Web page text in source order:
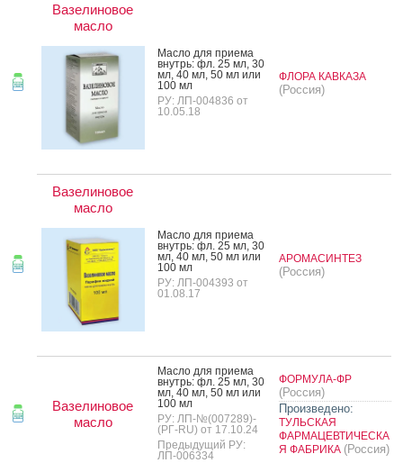
Вазелиновое
масло
Мас­ло для при­ема
внутрь: фл. 25 мл, 30
мл, 40 мл, 50 мл или
100 мл
РУ: ЛП-004836 от
10.05.18
ФЛОРА КАВКАЗА
(Россия)
Вазелиновое
масло
Мас­ло для при­ема
внутрь: фл. 25 мл, 30
мл, 40 мл, 50 мл или
100 мл
РУ: ЛП-004393 от
01.08.17
АРОМАСИНТЕЗ
(Россия)
Вазелиновое
масло
Мас­ло для при­ема
внутрь: фл. 25 мл, 30
мл, 40 мл, 50 мл или
100 мл
РУ: ЛП-№(007289)-
(РГ-RU) от 17.10.24
Предыдущий РУ:
ЛП-006334
ФОРМУЛА-ФР
(Россия)
Произведено:
ТУЛЬСКАЯ
ФАРМАЦЕВТИЧЕСКА
Я ФАБРИКА (Россия)